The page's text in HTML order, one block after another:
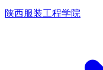
陕西服装工程学院